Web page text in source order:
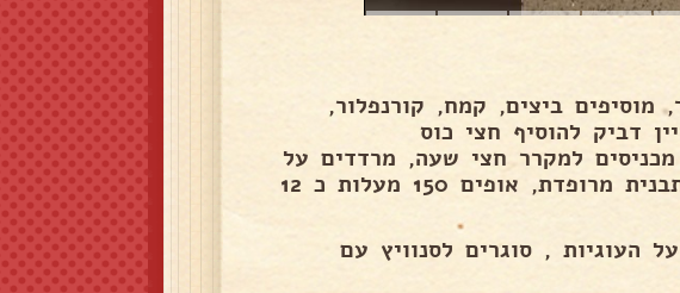
ביצים, קמח, קורנפלור,
דביק להוסיף חצי כוס
מכניסים למקרר חצי שעה, מרדדים על
משטח מקומח, קורצים עיגולים ומניחים בתבנית מרופדת, אופים 150 מעלות כ 12
העוגיות , סוגרים לסנוויץ עם